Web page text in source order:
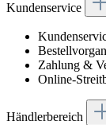
Kundenservice
Zahlung &
Online-
Händlerbereich